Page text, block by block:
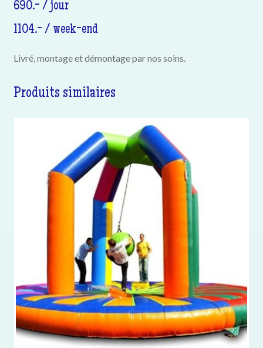
690.- / jour
1104.- / week-end
Livré, montage et démontage par nos soins.
Produits similaires